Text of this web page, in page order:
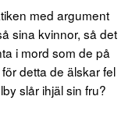
med argument
sina kvinnor, så det
i mord som de på
detta de älskar fel
slår ihjäl sin fru?